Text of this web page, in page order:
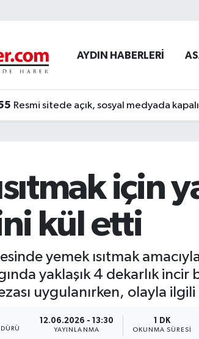
AYDIN HABERLERİ
Resmi sitede açık, sosyal medyada
için
kül etti
yemek ısıtmak
yaklaşık 4 dekarlık
uygulanırken, olayla ilgili
12.06.2026 - 13:30
YAYINLANMA
1 DK
OKUNMA SÜRESI